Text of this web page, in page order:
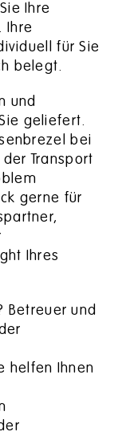
Ihre
Ihre
für Sie
belegt.
und
geliefert.
bei
Transport
gerne für
Ihres
Betreuer und
helfen Ihnen